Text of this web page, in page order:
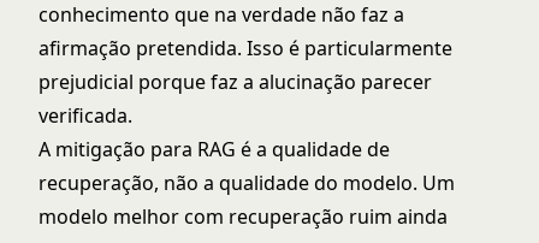
conhecimento que na verdade não faz a
afirmação pretendida. Isso é particularmente
prejudicial porque faz a alucinação parecer
verificada.
A mitigação para RAG é a qualidade de
recuperação, não a qualidade do modelo. Um
modelo melhor com recuperação ruim ainda